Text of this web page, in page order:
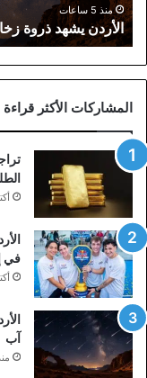
منذ 5 ساعات
الأردن يشهد ذروة
المشاركات الأكثر قراءة
في
آب
منذ 5